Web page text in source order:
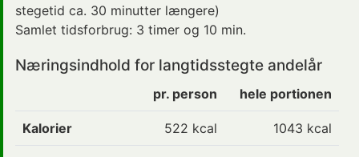
stegetid ca. 30 minutter længere)
Samlet tidsforbrug: 3 timer og 10 min.
Næringsindhold for langtidsstegte andelår
pr. person hele portionen
Kalorier 522 kcal 1043 kcal